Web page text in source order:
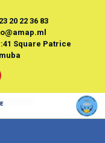
20 22 36 83
Square Patrice